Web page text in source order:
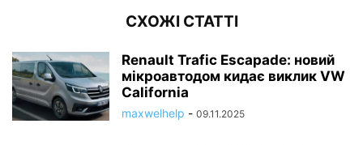
СХОЖІ СТАТТІ
Renault Trafic Escapade: новий
мікроавтодом кидає виклик VW
California
maxwelhelp - 09.11.2025